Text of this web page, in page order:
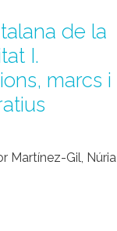
de la
I.
marcs i
Martínez-Gil, Núria